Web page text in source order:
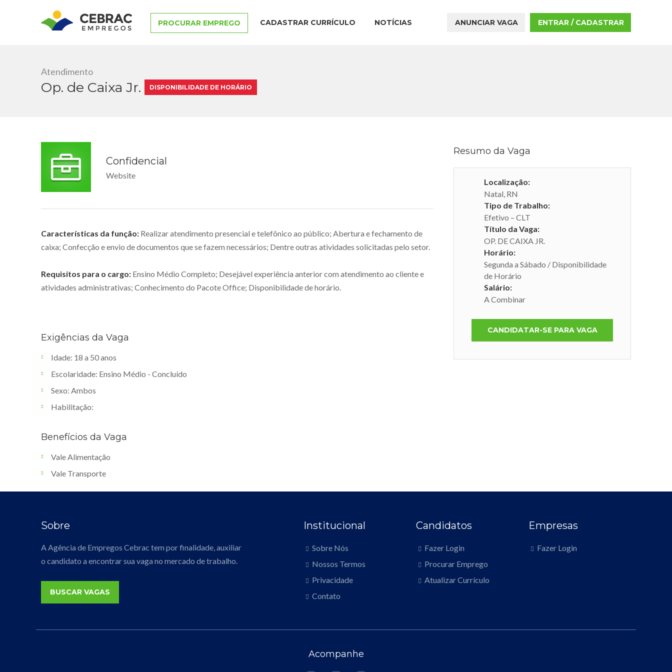
PROCURAR EMPREGO CADASTRAR CURRÍCULO NOTÍCIAS ANUNCIAR VAGA ENTRAR / CADASTRAR
Atendimento
Op. de Caixa Jr. DISPONIBILIDADE DE HORÁRIO
Confidencial
Website
Características da função: Realizar atendimento presencial e telefônico ao público; Abertura e fechamento de
caixa; Confecção e envio de documentos que se fazem necessários; Dentre outras atividades solicitadas pelo setor.
Requisitos para o cargo: Ensino Médio Completo; Desejável experiência anterior com atendimento ao cliente e
atividades administrativas; Conhecimento do Pacote Office; Disponibilidade de horário.
Exigências da Vaga
Idade: 18 a 50 anos
Escolaridade: Ensino Médio - Concluído
Sexo: Ambos
Habilitação:
Benefícios da Vaga
Vale Alimentação
Vale Transporte
Resumo da Vaga
Localização:
Natal, RN
Tipo de Trabalho:
Efetivo – CLT
Título da Vaga:
OP. DE CAIXA JR.
Horário:
Segunda a Sábado / Disponibilidade
de Horário
Salário:
A Combinar
CANDIDATAR-SE PARA VAGA
Sobre
A Agência de Empregos Cebrac tem por finalidade, auxiliar
o candidato a encontrar sua vaga no mercado de trabalho.
BUSCAR VAGAS
Institucional
Sobre Nós
Nossos Termos
Privacidade
Contato
Candidatos
Fazer Login
Procurar Emprego
Atualizar Currículo
Empresas
Fazer Login
Acompanhe